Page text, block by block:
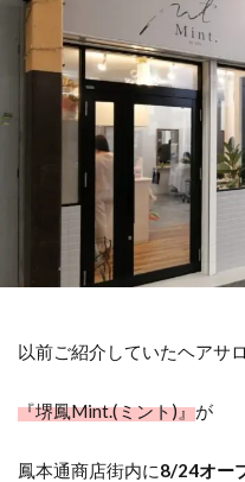
以前ご紹介していたヘアサ
『堺鳳Mint.(ミント)』が
鳳本通商店街内に8/24オー